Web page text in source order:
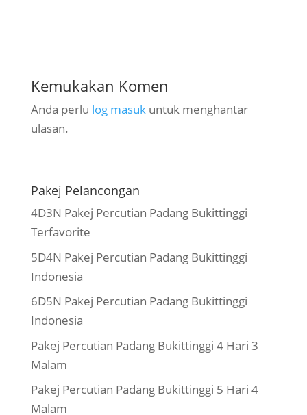
Kemukakan Komen
Anda perlu log masukuntuk menghantar
ulasan.
Pakej Pelancongan
4D3N Pakej Percutian Padang Bukittinggi
Terfavorite
5D4N Pakej Percutian Padang Bukittinggi
Indonesia
6D5N Pakej Percutian Padang Bukittinggi
Indonesia
Pakej Percutian Padang Bukittinggi 4 Hari 3
Malam
Pakej Percutian Padang Bukittinggi 5 Hari 4
Malam